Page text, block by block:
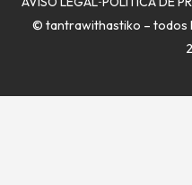
© tantrawithastiko – todos